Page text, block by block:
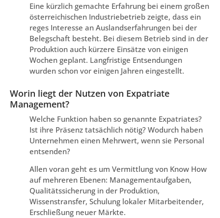
Eine kürzlich gemachte Erfahrung bei einem großen
österreichischen Industriebetrieb zeigte, dass ein
reges Interesse an Auslandserfahrungen bei der
Belegschaft besteht. Bei diesem Betrieb sind in der
Produktion auch kürzere Einsätze von einigen
Wochen geplant. Langfristige Entsendungen
wurden schon vor einigen Jahren eingestellt.
Worin liegt der Nutzen von Expatriate
Management?
Welche Funktion haben so genannte Expatriates?
Ist ihre Präsenz tatsächlich nötig? Wodurch haben
Unternehmen einen Mehrwert, wenn sie Personal
entsenden?
Allen voran geht es um Vermittlung von Know How
auf mehreren Ebenen: Managementaufgaben,
Qualitätssicherung in der Produktion,
Wissenstransfer, Schulung lokaler Mitarbeitender,
Erschließung neuer Märkte.